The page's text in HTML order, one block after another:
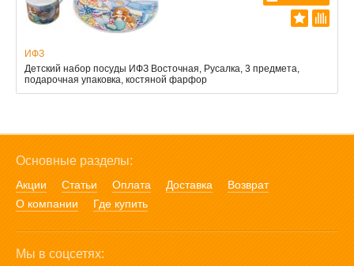
ИФЗ
Детский набор посуды ИФЗ Восточная, Русалка, 3 предмета,
подарочная упаковка, костяной фарфор
Основные разделы:
Акции Статьи Оплата Доставка
Возврат
О компании
Где купить
Мы в соцсетях: